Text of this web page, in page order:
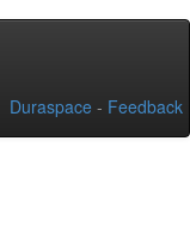
Duraspace - Feedback